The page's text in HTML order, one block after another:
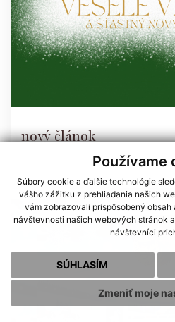
Používame
Súbory cookie a ďalšie technológie
vášho zážitku z prehliadania našich
vám zobrazovali prispôsobený
návštevnosti našich webových stránok
návštevníci
SÚHLASÍM
Zmeniť moje
nový článok